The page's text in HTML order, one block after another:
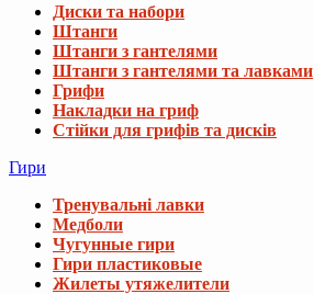
Диски та набори
Штанги
Штанги з гантелями
Штанги з гантелями та лавками
Грифи
Накладки на гриф
Стійки для грифів та дисків
Гири
Тренувальні лавки
Медболи
Чугунные гири
Гири пластиковые
Жилеты утяжелители